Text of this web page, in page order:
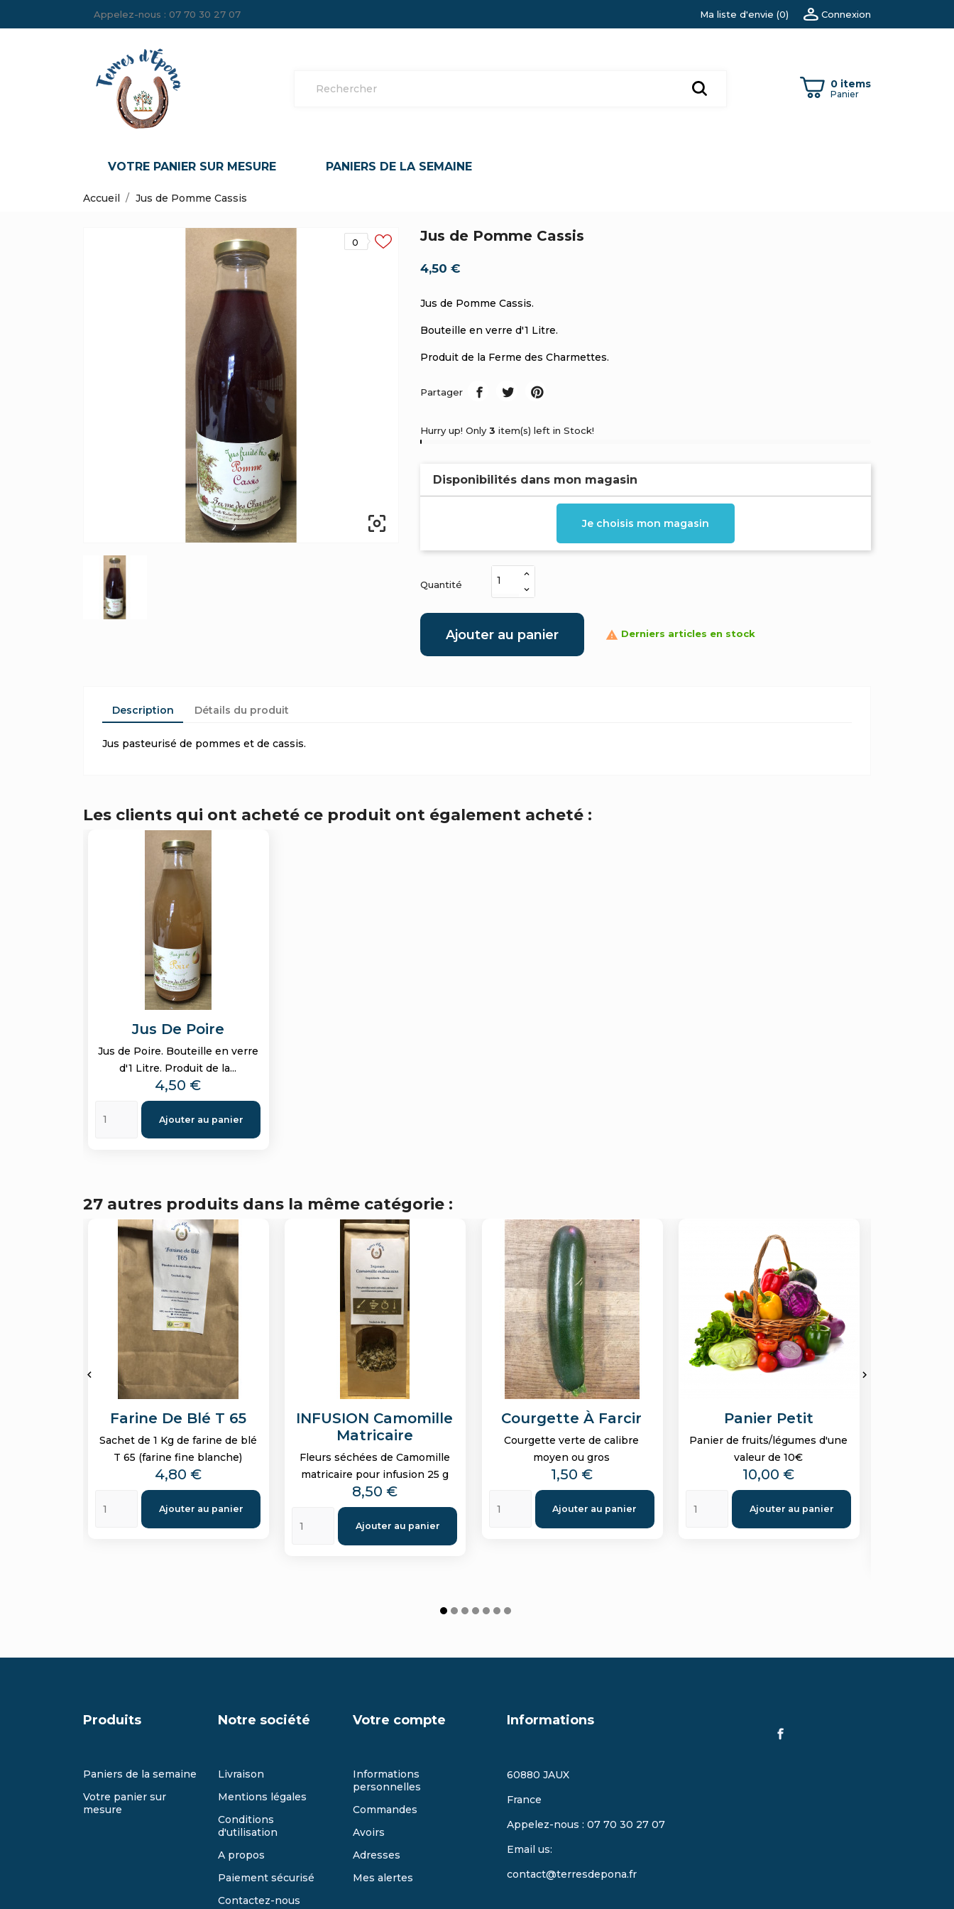
Appelez-nous : 07 70 30 27 07 Ma liste d'envie (0) Connexion
0 items
Panier
VOTRE PANIER SUR MESURE PANIERS DE LA SEMAINE
Accueil Jus de Pomme Cassis

0 Jus de Pomme Cassis
4,50 €
Jus de Pomme Cassis.
Bouteille en verre d'1 Litre.
Produit de la Ferme des Charmettes.
Partager
Hurry up! Only3 item(s) left in Stock!
Disponibilités dans mon magasin
Je choisis mon magasin
Quantité
Ajouter au panier  Derniers articles en stock
Description Détails du produit
Jus pasteurisé de pommes et de cassis.
Les clients qui ont acheté ce produit ont également acheté :
Jus De Poire
Jus de Poire. Bouteille en verre
d'1 Litre. Produit de la...
Prix
4,50 €
Ajouter au panier
27 autres produits dans la même catégorie :
Farine De Blé T 65
Sachet de 1 Kg de farine de blé
T 65 (farine fine blanche)
Prix
4,80 €
Ajouter au panier
INFUSION Camomille
Matricaire
Fleurs séchées de Camomille
matricaire pour infusion 25 g
Prix
8,50 €
Ajouter au panier
Courgette À Farcir
Courgette verte de calibre
moyen ou gros
Prix
1,50 €
Ajouter au panier
Panier Petit
Panier de fruits/légumes d'une
valeur de 10€
Prix
10,00 €
Ajouter au panier
 
Produits
Paniers de la semaine
Votre panier sur
mesure
Notre société
Livraison
Mentions légales
Conditions
d'utilisation
A propos
Paiement sécurisé
Contactez-nous
Votre compte
Informations
personnelles
Commandes
Avoirs
Adresses
Mes alertes
Informations
60880 JAUX
France
Appelez-nous : 07 70 30 27 07
Email us:
contact@terresdepona.fr